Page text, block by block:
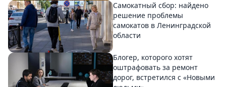
Самокатный сбор: найдено
решение проблемы
самокатов в Ленинградской
области
Блогер, которого хотят
оштрафовать за ремонт
дорог, встретился с «Новыми